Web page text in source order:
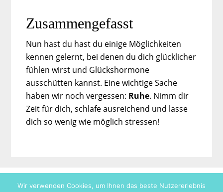
Zusammengefasst
Nun hast du hast du einige Möglichkeiten
kennen gelernt, bei denen du dich glücklicher
fühlen wirst und Glückshormone
ausschütten kannst. Eine wichtige Sache
haben wir noch vergessen: Ruhe. Nimm dir
Zeit für dich, schlafe ausreichend und lasse
dich so wenig wie möglich stressen!
Wir verwenden Cookies, um Ihnen das beste Nutzererlebnis